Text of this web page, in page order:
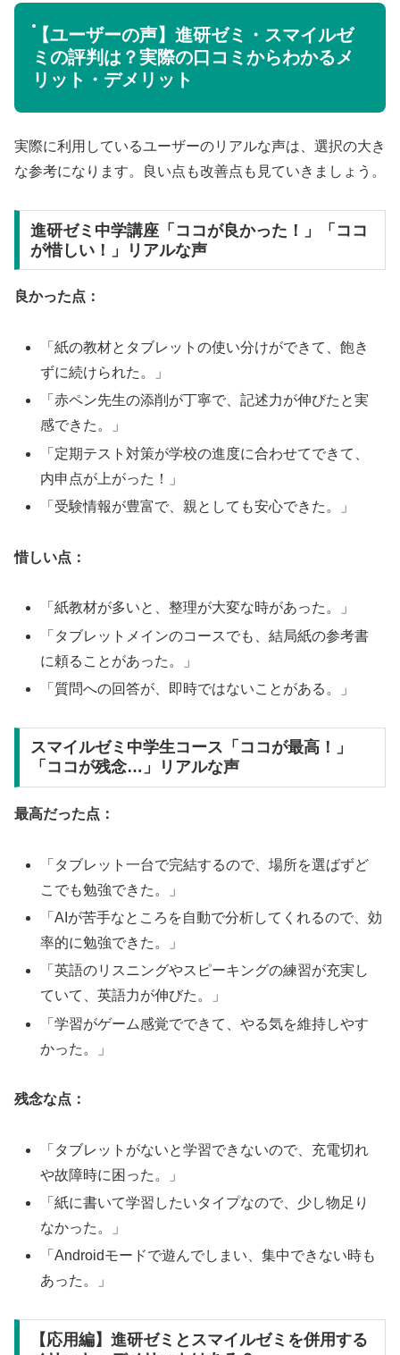
【ユーザーの声】進研ゼミ・スマイルゼ
ミの評判は？実際の口コミからわかるメ
リット・デメリット
実際に利用しているユーザーのリアルな声は、選択の大き
な参考になります。良い点も改善点も見ていきましょう。
進研ゼミ中学講座「ココが良かった！」「ココ
が惜しい！」リアルな声
良かった点：
「紙の教材とタブレットの使い分けができて、飽き
ずに続けられた。」
「赤ペン先生の添削が丁寧で、記述力が伸びたと実
感できた。」
「定期テスト対策が学校の進度に合わせてできて、
内申点が上がった！」
「受験情報が豊富で、親としても安心できた。」
惜しい点：
「紙教材が多いと、整理が大変な時があった。」
「タブレットメインのコースでも、結局紙の参考書
に頼ることがあった。」
「質問への回答が、即時ではないことがある。」
スマイルゼミ中学生コース「ココが最高！」
「ココが残念…」リアルな声
最高だった点：
「タブレット一台で完結するので、場所を選ばずど
こでも勉強できた。」
「AIが苦手なところを自動で分析してくれるので、効
率的に勉強できた。」
「英語のリスニングやスピーキングの練習が充実し
ていて、英語力が伸びた。」
「学習がゲーム感覚でできて、やる気を維持しやす
かった。」
残念な点：
「タブレットがないと学習できないので、充電切れ
や故障時に困った。」
「紙に書いて学習したいタイプなので、少し物足り
なかった。」
「Androidモードで遊んでしまい、集中できない時も
あった。」
【応用編】進研ゼミとスマイルゼミを併用する